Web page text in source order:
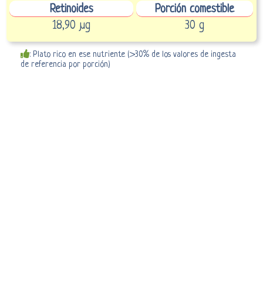
Retinoides
Porción comestible
18,90 µg
30 g
: Plato rico en ese nutriente (>30% de los valores de ingesta
de referencia por porción)